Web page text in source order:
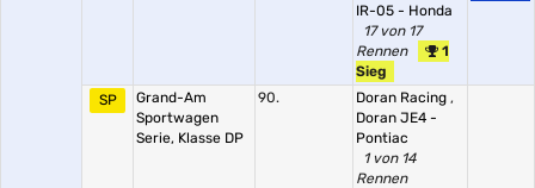
IR-05 - Honda
17 von 17
Rennen
1
Sieg
SP
Grand-Am
Sportwagen
Serie, Klasse DP
90. Doran Racing ,
Doran JE4 -
Pontiac
1 von 14
Rennen